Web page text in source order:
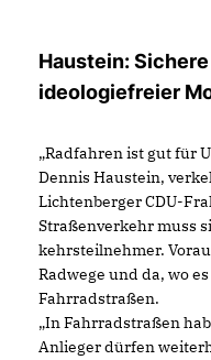
Haustein:
ideologiefreier
Radfahren ist gut für
Dennis Haustein,
Lichtenberger CDU-
Straßenverkehr muss
kehrsteilnehmer.
Radwege und da, wo
Fahrradstraßen.
In Fahrradstraßen
Anlieger dürfen